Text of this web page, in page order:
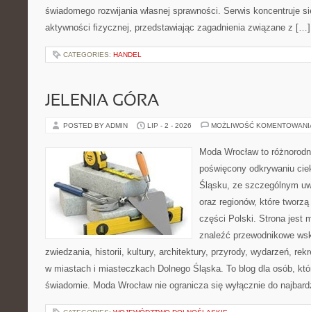
świadomego rozwijania własnej sprawności. Serwis koncentruje
aktywności fizycznej, przedstawiając zagadnienia związane z […]
CATEGORIES: HANDEL
JELENIA GÓRA
POSTED BY ADMIN LIP - 2 - 2026 MOŻLIWOŚĆ
Moda Wrocław to
poświęcony odkrywaniu
Śląsku, ze szczególnym
oraz regionów, które
części Polski. Strona jest
znaleźć przewodnikowe
zwiedzania, historii, kultury, architektury, przyrody, wydarzeń,
w miastach i miasteczkach Dolnego Śląska. To blog dla osób,
świadomie. Moda Wrocław nie ogranicza się wyłącznie do